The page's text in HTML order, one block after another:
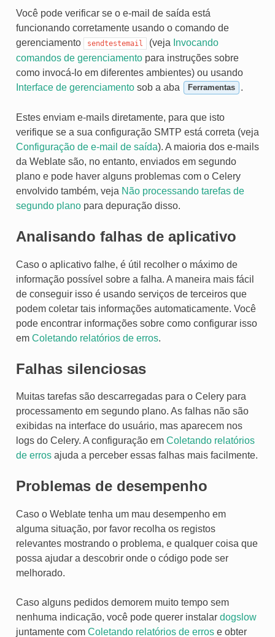
Você pode verificar se o e-mail de saída está
funcionando corretamente usando o comando de
gerenciamento
sendtestemail (veja Invocando
comandos de gerenciamentopara instruções sobre
como invocá-lo em diferentes ambientes) ou usando
Interface de gerenciamentosob a aba Ferramentas .
Estes enviam e-mails diretamente, para que isto
verifique se a sua configuração SMTP está correta (veja
Configuração de e-mail de saída). A maioria dos e-mails
da Weblate são, no entanto, enviados em segundo
plano e pode haver alguns problemas com o Celery
envolvido também, veja Não processando tarefas de
segundo planopara depuração disso.
Analisando falhas de aplicativo
Caso o aplicativo falhe, é útil recolher o máximo de
informação possível sobre a falha. A maneira mais fácil
de conseguir isso é usando serviços de terceiros que
podem coletar tais informações automaticamente. Você
pode encontrar informações sobre como configurar isso
em Coletando relatórios de erros.
Falhas silenciosas
Muitas tarefas são descarregadas para o Celery para
processamento em segundo plano. As falhas não são
exibidas na interface do usuário, mas aparecem nos
logs do Celery. A configuração em Coletando relatórios
de errosajuda a perceber essas falhas mais facilmente.
Problemas de desempenho
Caso o Weblate tenha um mau desempenho em
alguma situação, por favor recolha os registos
relevantes mostrando o problema, e qualquer coisa que
possa ajudar a descobrir onde o código pode ser
melhorado.
Caso alguns pedidos demorem muito tempo sem
nenhuma indicação, você pode querer instalar dogslow
juntamente com Coletando relatórios de errose obter